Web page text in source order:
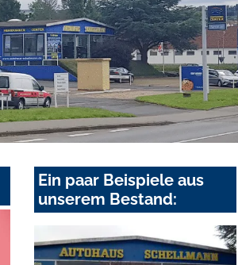
Ein paar Beispiele aus
unserem Bestand: